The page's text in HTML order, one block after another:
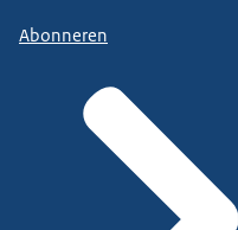
Abonneren